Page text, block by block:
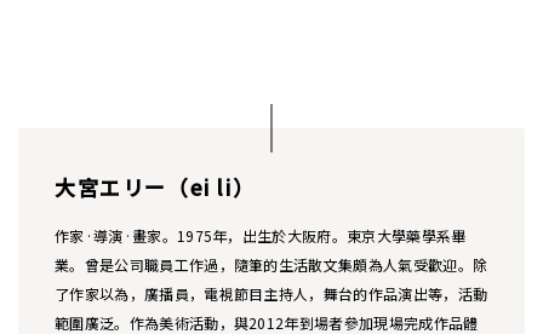
大宮エリー（ei li）
作家·導演·畫家。1975年，出生於大阪府。東京大學藥學系畢
業。曾是公司職員工作過，隨筆的生活散文集頗為人氣受歡迎。除
了作家以為，廣播員，電視節目主持人，舞台的作品演出等，活動
範圍廣泛。作為美術活動，與2012年到場者參加現場完成作品體